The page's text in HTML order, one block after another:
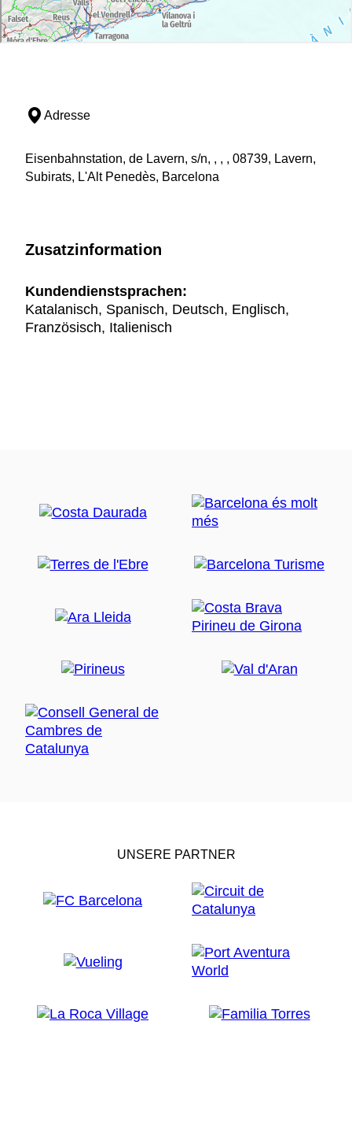
Adresse
Eisenbahnstation, de Lavern, s/n, , , , 08739, Lavern,
Subirats, L'Alt Penedès, Barcelona
Zusatzinformation
Kundendienstsprachen:
Katalanisch, Spanisch, Deutsch, Englisch,
Französisch, Italienisch
UNSERE PARTNER